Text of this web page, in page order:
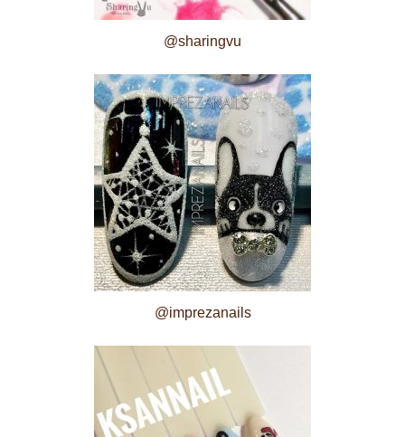
@sharingvu
@imprezanails